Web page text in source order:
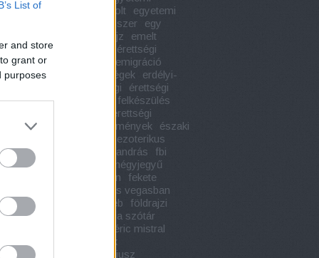
List of
and store
grant or
purposes
egyetemi könyvesbolt
egyetemi
egyszer
egy
életrajz
emelt
szóbeli tételek
emelt érettségi
emelt szintű érettségi
emigráció
engem láss érdekességek
erdélyi-
érettségi
érettségi
érettségi 2020
érettségi felkészülés
érettségi
érettségi tételek események
északi
ezoterikus
e l james fáy andrás
fbi
fedor vilmos
fehér négyjegyű
fekete istván
fekete
félelem és reszketés las vegasban
foci eb
földrajzi
francia irodalom
francia szótár
frédéric mistral
útikalauz stopposoknak
géniusz